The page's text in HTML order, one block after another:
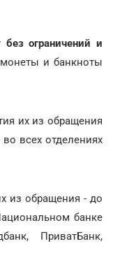
без ограничений и
и банкноты
их из обращения
всех отделениях
из обращения - до
банке
ПриватБанк,